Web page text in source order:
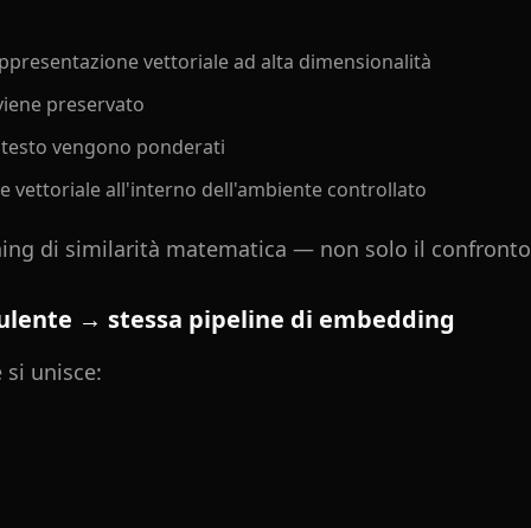
vettoriale ad alta dimensionalità
preservato
vengono ponderati
vettoriale all'interno dell'ambiente controllato
di similarità matematica — non solo il
→ stessa pipeline di embedding
unisce: